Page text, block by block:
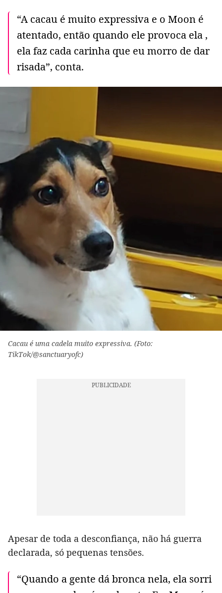
“A cacau é muito expressiva e o Moon é
atentado, então quando ele provoca ela ,
ela faz cada carinha que eu morro de dar
risada”, conta.
Cacau é uma cadela muito expressiva. (Foto:
TikTok/@sanctuaryofc)
Apesar de toda a desconfiança, não há guerra
declarada, só pequenas tensões.
“Quando a gente dá bronca nela, ela sorri